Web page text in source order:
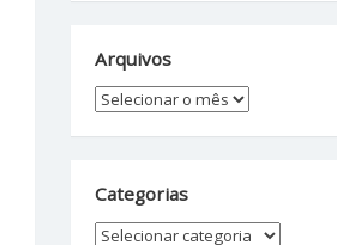
Arquivos
Arquivos
Categorias
Categorias